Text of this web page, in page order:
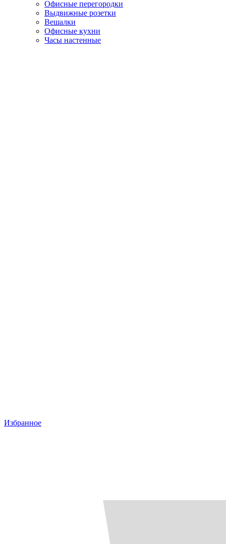
Офисные перегородки
Выдвижные розетки
Вешалки
Офисные кухни
Часы настенные
Избранное